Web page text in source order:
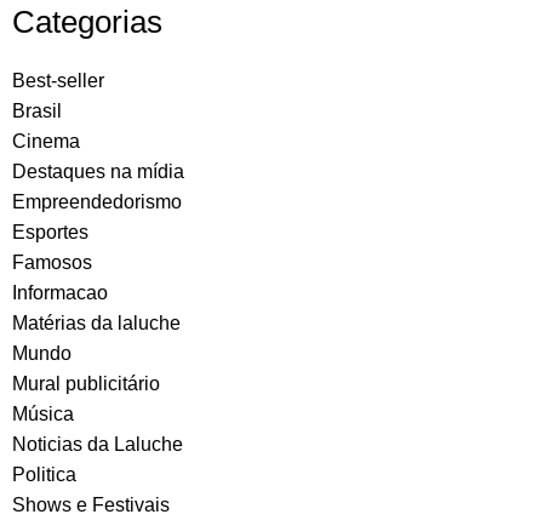
Categorias
Best-seller
Brasil
Cinema
Destaques na mídia
Empreendedorismo
Esportes
Famosos
Informacao
Matérias da laluche
Mundo
Mural publicitário
Música
Noticias da Laluche
Politica
Shows e Festivais